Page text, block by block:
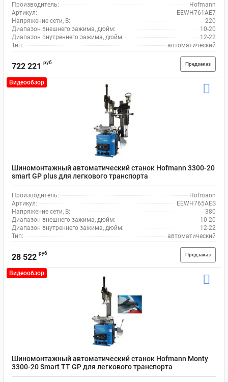
Производитель:
Hofmann
Артикул:
EEWH761AE7
Напряжение сети, В:
220
Диапазон внешнего зажима, дюйм:
10-20
Диапазон внутреннего зажима, дюйм:
12-22
Тип:
автоматический
722 221 руб Предзаказ
Видеообзор
Шиномонтажный автоматический станок Hofmann 3300-20
smart GP plus для легкового транспорта
Производитель:
Hofmann
Артикул:
EEWH765AES
Напряжение сети, В:
380
Диапазон внешнего зажима, дюйм:
10-20
Диапазон внутреннего зажима, дюйм:
12-22
Тип:
автоматический
28 522 руб Предзаказ
Видеообзор
Шиномонтажный автоматический станок Hofmann Monty
3300-20 Smart TT GP для легкового транспорта